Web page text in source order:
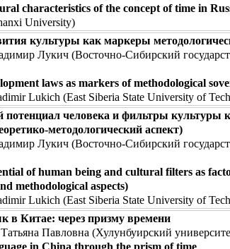
characteristics of the concept of time in
University)
культуры как маркеры
Лукич (Восточно-Сибирский
laws as markers of methodological
Lukich (East Siberia State University of
человека и фильтры культуры
методологический аспект)
Лукич (Восточно-Сибирский
of human being and cultural filters as
methodological aspects)
Lukich (East Siberia State University of
в Китае: через призму времени
Павловна (Хулунбуирский
in China through the prism of time